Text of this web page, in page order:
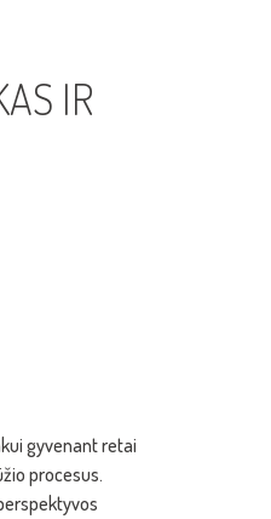
IR
gyvenant retai
procesus.